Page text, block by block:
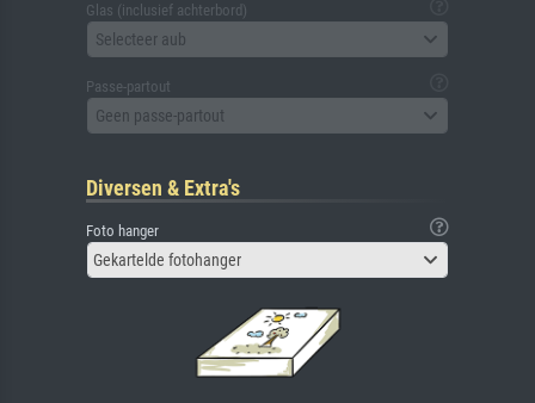
Glas (inclusief achterbord)
Selecteer aub
Passe-partout
Geen passe-partout
Diversen & Extra's
Foto hanger
Gekartelde fotohanger